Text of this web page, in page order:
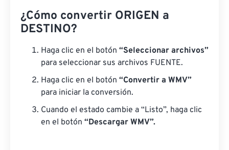
¿Cómo convertir ORIGEN a
DESTINO?
Haga clic en el botón “Seleccionar archivos”
para seleccionar sus archivos FUENTE.
Haga clic en el botón “Convertir a WMV”
para iniciar la conversión.
Cuando el estado cambie a “Listo”, haga clic
en el botón “Descargar WMV”.